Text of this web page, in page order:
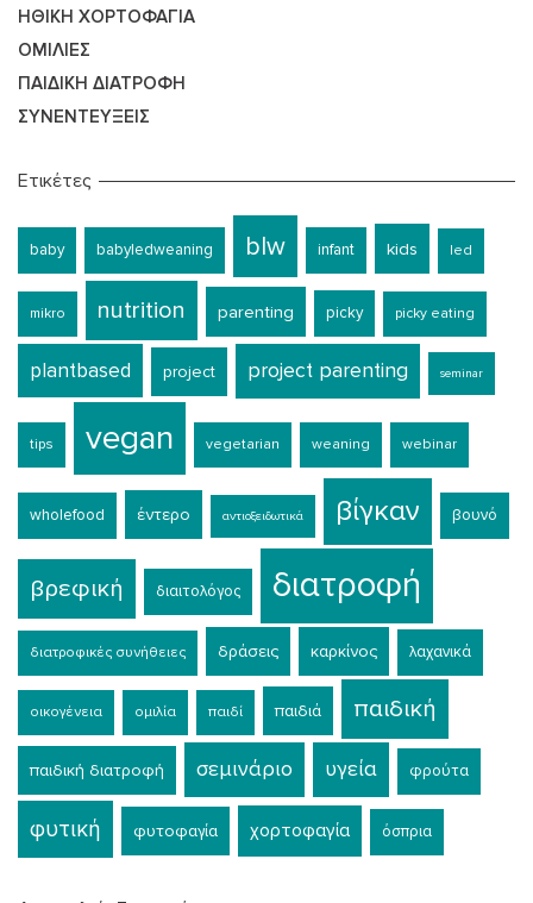
ΗΘΙΚΉ ΧΟΡΤΟΦΑΓΊΑ
ΟΜΙΛΊΕΣ
ΠΑΙΔΙΚΉ ΔΙΑΤΡΟΦΉ
ΣΥΝΕΝΤΕΎΞΕΙΣ
Ετικέτες
baby babyledweaning blw infant kids led
mikro nutrition parenting picky picky eating
plantbased project project parenting seminar
tips vegan vegetarian weaning webinar
wholefood έντερο αντιοξειδωτικά βίγκαν βουνό
βρεφική διαιτολόγος διατροφή
διατροφικές συνήθειες δράσεις καρκίνος λαχανικά
οικογένεια ομιλία παιδί παιδιά παιδική
παιδική διατροφή σεμινάριο υγεία φρούτα
φυτική φυτοφαγία χορτοφαγία όσπρια